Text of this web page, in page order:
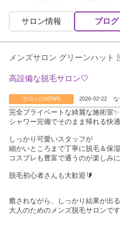
サロン情報 ブログ
メンズサロン グリーンハット
高設備な脱毛サロン🤍
サロンのNEWS 2026-02-22 な
完全プライベートな綺麗な施術室✨
シャワー完備でそのまま帰れる快適
しっかり可愛いスタッフが
細かいところまで丁寧に脱毛＆保湿
コスプレも豊富で通うのが楽しみ
脱毛初心者さんも大歓迎🔰
癒されながら、しっかり結果が出る
大人のためのメンズ脱毛サロンで